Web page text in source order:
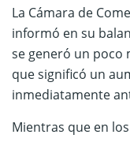
La Cámara de
informó en su
se generó un poco
que significó un
inmediatamente
Mientras que en